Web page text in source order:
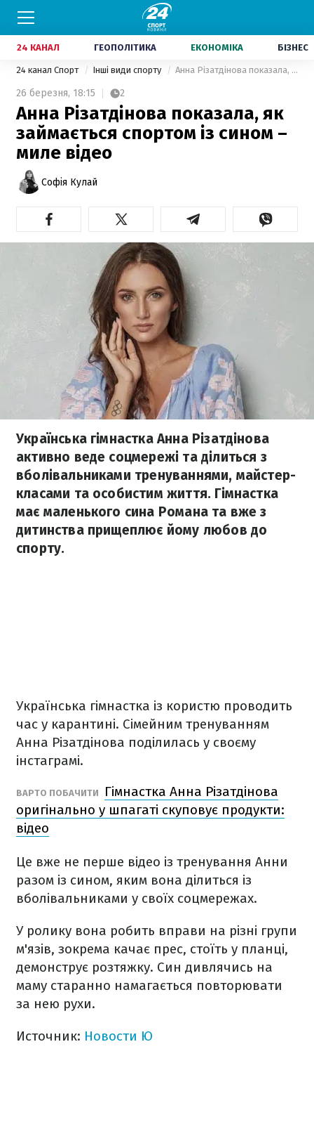
24 КАНАЛ ГЕОПОЛІТИКА ЕКОНОМІКА БІЗНЕС
24 канал Спорт Інші види спорту Анна Різатдінова показала, як займається спортом із сином – миле відео
26 березня, 18:15 2
Анна Різатдінова показала, як
займається спортом із сином –
миле відео
Софія Кулай
Українська гімнастка Анна Різатдінова
активно веде соцмережі та ділиться з
вболівальниками тренуваннями, майстер-
класами та особистим життя. Гімнастка
має маленького сина Романа та вже з
дитинства прищеплює йому любов до
спорту.
Українська гімнастка із користю проводить
час у карантині. Сімейним тренуванням
Анна Різатдінова поділилась у своєму
інстаграмі.
ВАРТО ПОБАЧИТИ
Гімнастка Анна Різатдінова
оригінально у шпагаті скуповує продукти:
відео
Це вже не перше відео із тренування Анни
разом із сином, яким вона ділиться із
вболівальниками у своїх соцмережах.
У ролику вона робить вправи на різні групи
м'язів, зокрема качає прес, стоїть у планці,
демонструє розтяжку. Син дивлячись на
маму старанно намагається повторювати
за нею рухи.
Источник: Новости Ю